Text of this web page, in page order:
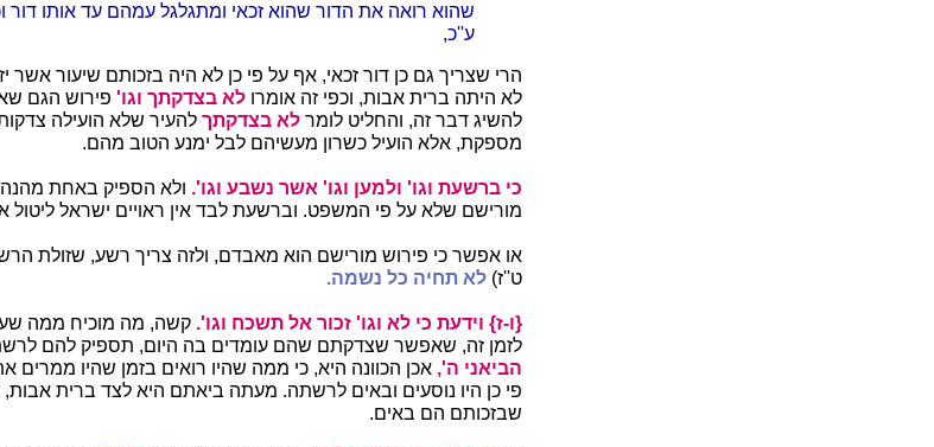
שהוא רואה את הדור שהוא זכאי ומתגלגל עמהם עד אותו דור
ע''כ,
הרי שצריך גם כן דור זכאי, אף על פי כן לא היה בזכותם שיעור
לא היתה ברית אבות, וכפי זה אומרו לא בצדקתך וגו' פירוש הגם
להשיג דבר זה, והחליט לומר לא בצדקתך להעיר שלא הועילה
מספקת, אלא הועיל כשרון מעשיהם לבל ימנע הטוב מהם.
כי ברשעת וגו' ולמען וגו' אשר נשבע וגו'. ולא הספיק באחת
מורישם שלא על פי המשפט. וברשעת לבד אין ראויים ישראל ליטול
או אפשר כי פירוש מורישם הוא מאבדם, ולזה צריך רשע, שזולת
ט''ז) לא תחיה כל נשמה.
{ו-ז} וידעת כי לא וגו' זכור אל תשכח וגו'. קשה, מה מוכיח ממה
לזמן זה, שאפשר שצדקתם שהם עומדים בה היום, תספיק להם לרשת
הביאני ה', אכן הכוונה היא, כי ממה שהיו רואים בזמן שהיו
פי כן היו נוסעים ובאים לרשתה. מעתה ביאתם היא לצד ברית
שבזכותם הם באים.